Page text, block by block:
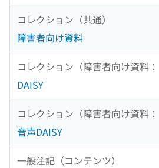
コレクション（共通）
障害者向け資料
コレクション（障害者向け資料：
DAISY
コレクション（障害者向け資料：
音声DAISY
一般注記（コンテンツ）